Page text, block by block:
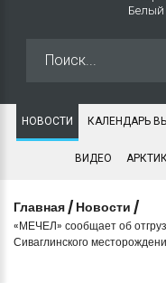
Белый
НОВОСТИ КАЛЕНДАРЬ
ВИДЕО
Главная / Новости /
«МЕЧЕЛ» сообщает об
Сиваглинского